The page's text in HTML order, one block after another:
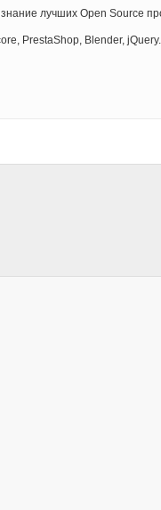
лучших Open Source
PrestaShop, Blender, jQuery.